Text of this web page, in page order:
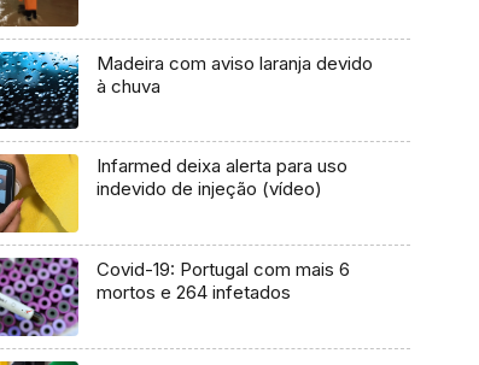
Madeira com aviso laranja devido
à chuva
Infarmed deixa alerta para uso
indevido de injeção (vídeo)
Covid-19: Portugal com mais 6
mortos e 264 infetados